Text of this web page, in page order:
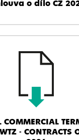
o dílo CZ
COMMERCIAL
- CONTRACTS